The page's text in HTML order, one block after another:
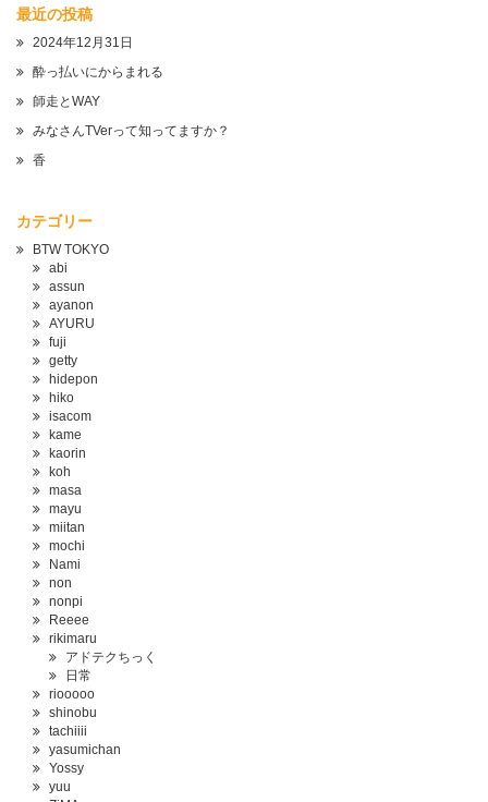
最近の投稿
2024年12月31日
酔っ払いにからまれる
師走とWAY
みなさんTVerって知ってますか？
香
カテゴリー
BTW TOKYO
abi
assun
ayanon
AYURU
fuji
getty
hidepon
hiko
isacom
kame
kaorin
koh
masa
mayu
miitan
mochi
Nami
non
nonpi
Reeee
rikimaru
アドテクちっく
日常
riooooo
shinobu
tachiiii
yasumichan
Yossy
yuu